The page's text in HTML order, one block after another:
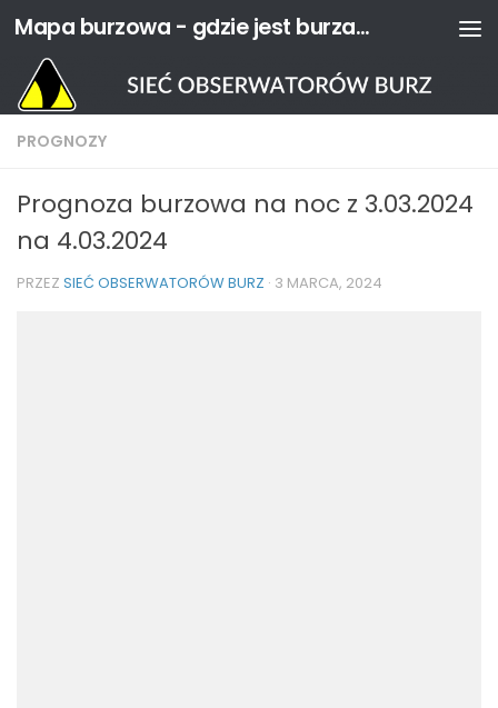
Przejdź do treści Mapa burzowa - gdzie jest burza? | Sieć Obserwatorów Burz
PROGNOZY
Prognoza burzowa na noc z 3.03.2024
na 4.03.2024
PRZEZ SIEĆ OBSERWATORÓW BURZ · 3 MARCA, 2024